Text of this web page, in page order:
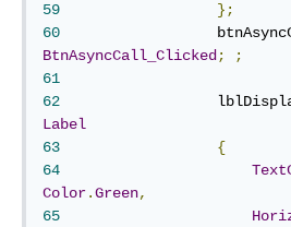
59
};
60
BtnAsyncCall_Clicked ;
;
61
62
Label
63
{
64
Color.Green,
65